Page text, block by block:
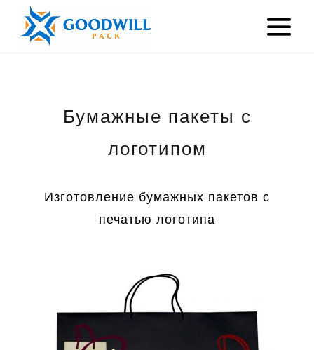
Бумажные пакеты с
логотипом
Изготовление бумажных пакетов с
печатью логотипа